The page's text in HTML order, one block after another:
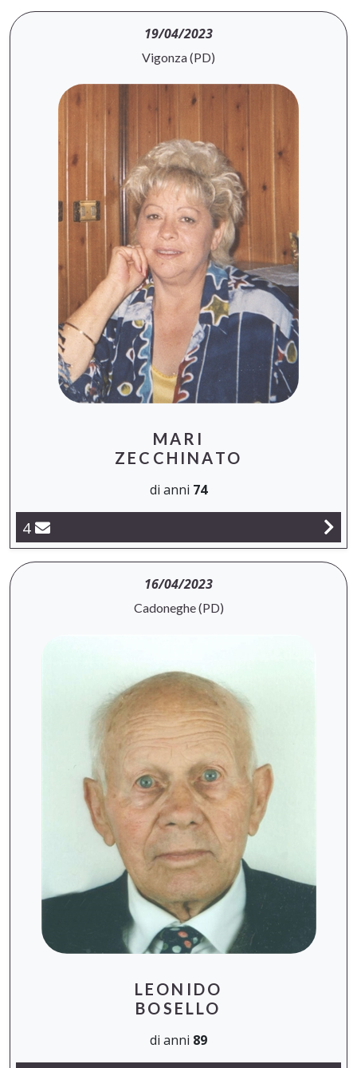
19/04/2023
Vigonza (PD)
MARI
ZECCHINATO
di anni 74
4
16/04/2023
Cadoneghe (PD)
LEONIDO
BOSELLO
di anni 89